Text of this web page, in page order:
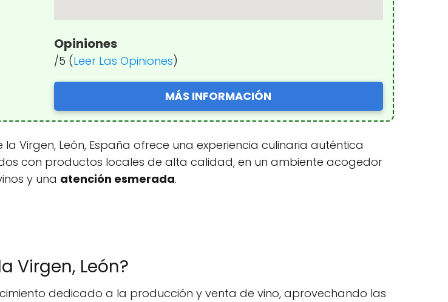
Opiniones
/5 (Leer Las Opiniones)
MÁS INFORMACIÓN
Virgen, León, España ofrece una experiencia culinaria auténtica
con productos locales de alta calidad, en un ambiente acogedor
y una atención esmerada.
Virgen, León?
dedicado a la producción y venta de vino, aprovechando las